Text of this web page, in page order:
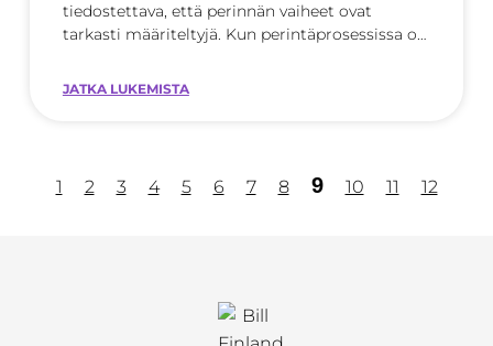
tiedostettava, että perinnän vaiheet ovat
tarkasti määriteltyjä. Kun perintäprosessissa on
JATKA LUKEMISTA
1 2 3 4 5 6 7 8 9 10 11 12